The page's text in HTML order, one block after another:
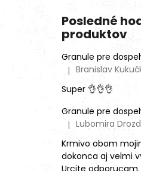
Posledné
produktov
Hodnotenie
| Branislav
Super 👌👌👌
Hodnotenie
| Lubomira
Krmivo obom
dokonca aj velmi
Urcite odporucam.